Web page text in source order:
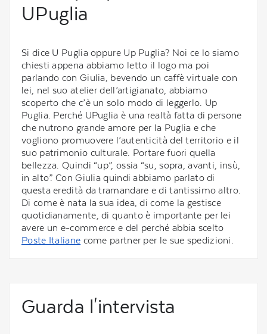
UPuglia
Si dice U Puglia oppure Up Puglia? Noi ce lo siamo
chiesti appena abbiamo letto il logo ma poi
parlando con Giulia, bevendo un caffè virtuale con
lei, nel suo atelier dell’artigianato, abbiamo
scoperto che c’è un solo modo di leggerlo. Up
Puglia. Perché UPuglia è una realtà fatta di persone
che nutrono grande amore per la Puglia e che
vogliono promuovere l’autenticità del territorio e il
suo patrimonio culturale. Portare fuori quella
bellezza. Quindi “up”, ossia “su, sopra, avanti, insù,
in alto”. Con Giulia quindi abbiamo parlato di
questa eredità da tramandare e di tantissimo altro.
Di come è nata la sua idea, di come la gestisce
quotidianamente, di quanto è importante per lei
avere un e-commerce e del perché abbia scelto
Poste Italiane come partner per le sue spedizioni.
Guarda l'intervista